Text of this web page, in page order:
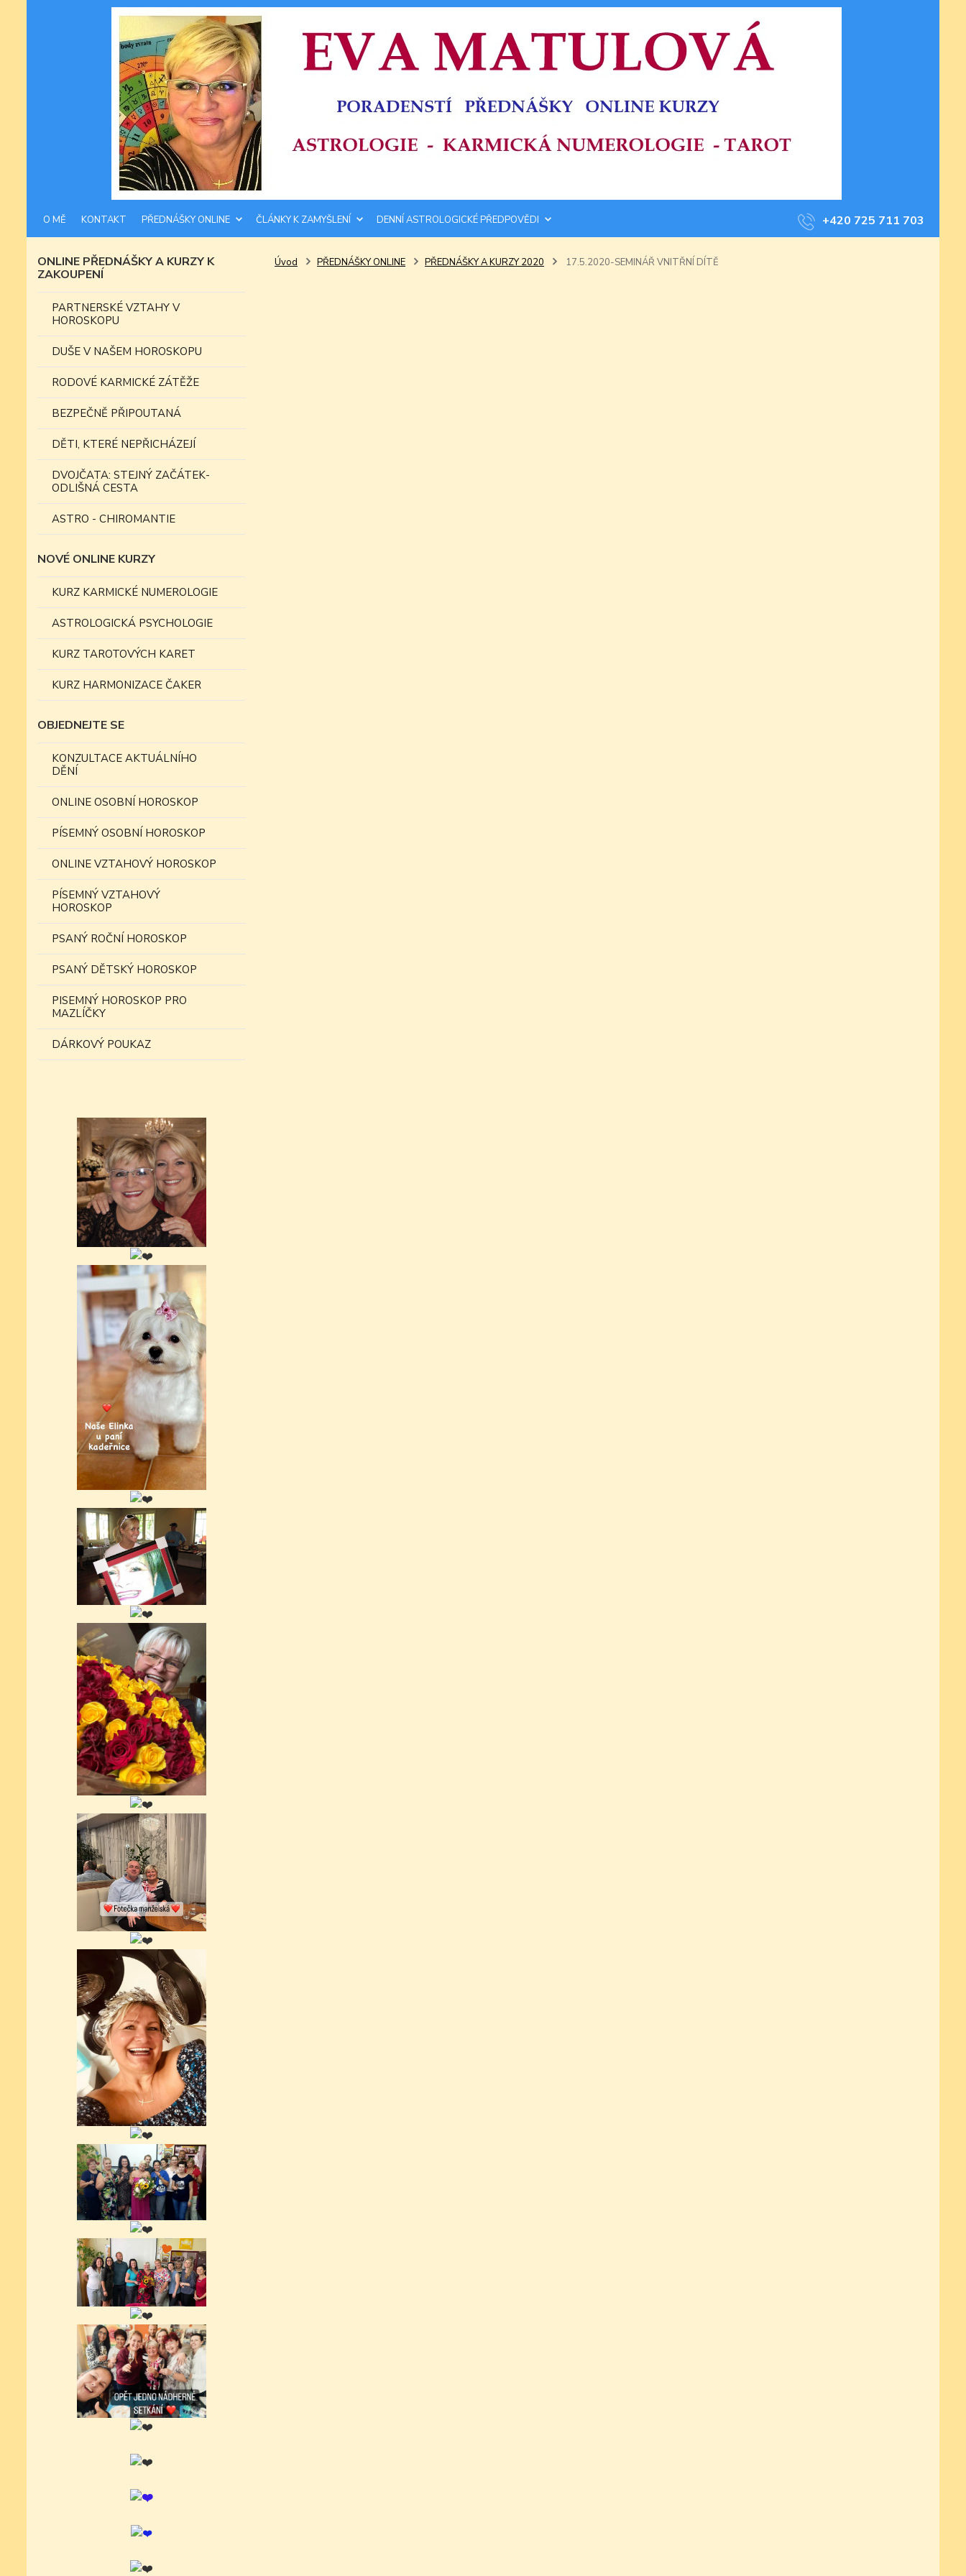
O MĚ KONTAKT PŘEDNÁŠKY ONLINE ČLÁNKY K ZAMYŠLENÍ DENNÍ ASTROLOGICKÉ PŘEDPOVĚDI +420 725 711 703
ONLINE PŘEDNÁŠKY A KURZY K
ZAKOUPENÍ
PARTNERSKÉ VZTAHY V
HOROSKOPU
DUŠE V NAŠEM HOROSKOPU
RODOVÉ KARMICKÉ ZÁTĚŽE
BEZPEČNĚ PŘIPOUTANÁ
DĚTI, KTERÉ NEPŘICHÁZEJÍ
DVOJČATA: STEJNÝ ZAČÁTEK-
ODLIŠNÁ CESTA
ASTRO - CHIROMANTIE
NOVÉ ONLINE KURZY
KURZ KARMICKÉ NUMEROLOGIE
ASTROLOGICKÁ PSYCHOLOGIE
KURZ TAROTOVÝCH KARET
KURZ HARMONIZACE ČAKER
OBJEDNEJTE SE
KONZULTACE AKTUÁLNÍHO
DĚNÍ
ONLINE OSOBNÍ HOROSKOP
PÍSEMNÝ OSOBNÍ HOROSKOP
ONLINE VZTAHOVÝ HOROSKOP
PÍSEMNÝ VZTAHOVÝ
HOROSKOP
PSANÝ ROČNÍ HOROSKOP
PSANÝ DĚTSKÝ HOROSKOP
PISEMNÝ HOROSKOP PRO
MAZLÍČKY
DÁRKOVÝ POUKAZ
Úvod PŘEDNÁŠKY ONLINE PŘEDNÁŠKY A KURZY 2020 17.5.2020-SEMINÁŘ VNITŘNÍ DÍTĚ